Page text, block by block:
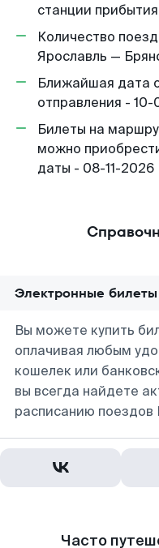
станции
Количество
Ярославль —
Ближайшая дата
отправления -
Билеты на
можно
даты - 08-11-2026
Электронные
Вы можете купить
оплачивая любым
кошелек или
вы всегда найдете
расписанию
Часто